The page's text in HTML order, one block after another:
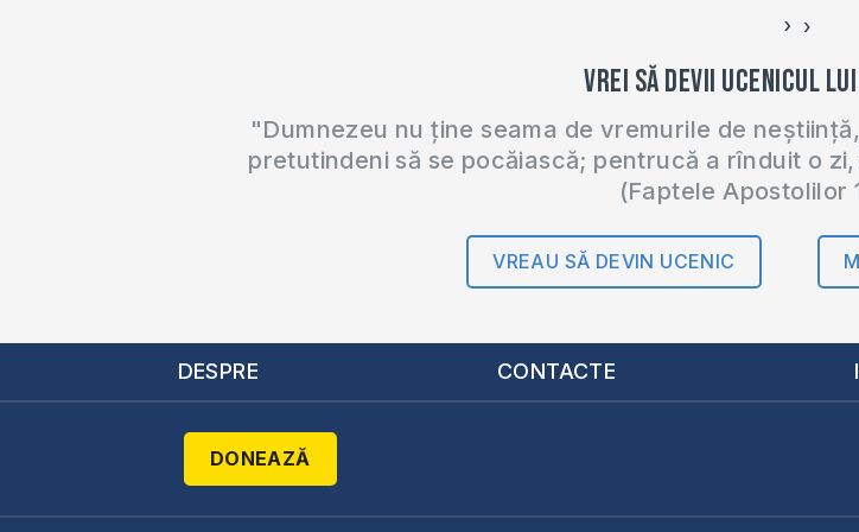
‹ ›
Vrei să devii ucenicul
"Dumnezeu nu ține seama de vremurile de
pretutindeni să se pocăiască; pentrucă a rînduit o
(Faptele Apostolilor
VREAU SĂ DEVIN UCENIC
DESPRE CONTACTE
DONEAZĂ